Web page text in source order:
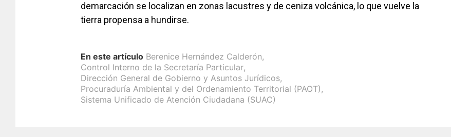
demarcación se localizan en zonas lacustres y de ceniza volcánica, lo que vuelve la
tierra propensa a hundirse.
En este artículo Berenice Hernández Calderón,
Control Interno de la Secretaría Particular,
Dirección General de Gobierno y Asuntos Jurídicos,
Procuraduría Ambiental y del Ordenamiento Territorial (PAOT),
Sistema Unificado de Atención Ciudadana (SUAC)